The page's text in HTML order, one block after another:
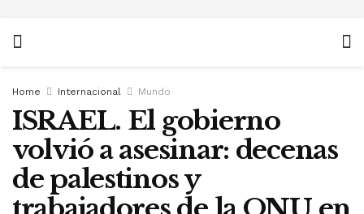
Home Internacional Mundo
ISRAEL. El gobierno
volvió a asesinar: decenas
de palestinos y